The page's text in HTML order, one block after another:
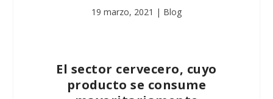
19 marzo, 2021 | Blog
El sector cervecero, cuyo
producto se consume